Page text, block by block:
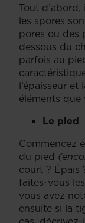
Tout
les spores
pores ou des
dessous du
parfois au
l’épaisseur et
éléments que
Le pied
Commencez
du pied
court ? Épais
faites-vous
vous avez
ensuite si la